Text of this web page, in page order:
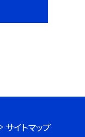
サイトマップ